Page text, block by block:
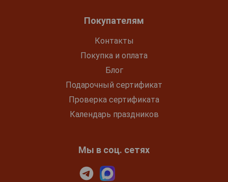
Покупателям
Контакты
Покупка и оплата
Блог
Подарочный сертификат
Проверка сертификата
Календарь праздников
Мы в соц. сетях